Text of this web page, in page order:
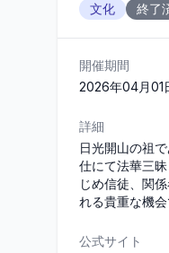
文化 終了
開催期間
2026年04月01
詳細
日光開山の祖
仕にて法華三
じめ信徒、関
れる貴重な機会
公式サイト